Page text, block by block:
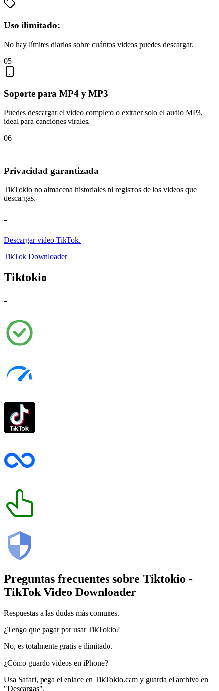
Uso ilimitado:
No hay límites diarios sobre cuántos videos puedes descargar.
05
Soporte para MP4 y MP3
Puedes descargar el video completo o extraer solo el audio MP3,
ideal para canciones virales.
06
Privacidad garantizada
TikTokio no almacena historiales ni registros de los videos que
descargas.
-
Descargar video TikTok.
TikTok Downloader
Tiktokio
-
Preguntas frecuentes sobre Tiktokio -
TikTok Video Downloader
Respuestas a las dudas más comunes.
¿Tengo que pagar por usar TikTokio?
No, es totalmente gratis e ilimitado.
¿Cómo guardo videos en iPhone?
Usa Safari, pega el enlace en TikTokio.cam y guarda el archivo en
"Descargas".